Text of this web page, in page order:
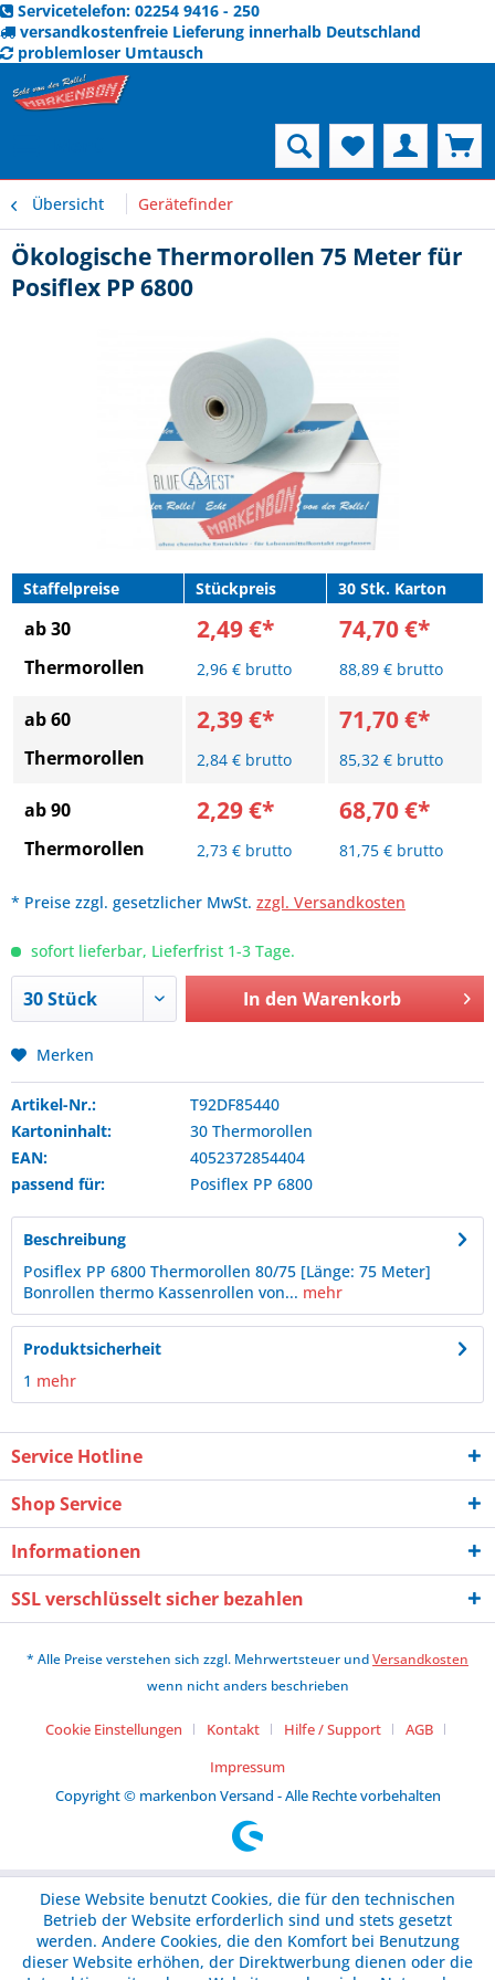
Servicetelefon: 02254 9416 - 250
versandkostenfreie Lieferung innerhalb Deutschland
problemloser Umtausch
Übersicht Gerätefinder
Ökologische Thermorollen 75 Meter für
Posiflex PP 6800
Staffelpreise Stückpreis 30 Stk. Karton
ab 30
Thermorollen
2,49 €*
2,96 € brutto
74,70 €*
88,89 € brutto
ab 60
Thermorollen
2,39 €*
2,84 € brutto
71,70 €*
85,32 € brutto
ab 90
Thermorollen
2,29 €*
2,73 € brutto
68,70 €*
81,75 € brutto
* Preise zzgl. gesetzlicher MwSt. zzgl. Versandkosten
sofort lieferbar, Lieferfrist 1-3 Tage.
In den Warenkorb
Merken
Artikel-Nr.:
T92DF85440
Kartoninhalt:
30 Thermorollen
EAN:
4052372854404
passend für:
Posiflex PP 6800
Beschreibung
Posiflex PP 6800 Thermorollen 80/75 [Länge: 75 Meter]
Bonrollen thermo Kassenrollen von... mehr
Produktsicherheit
1 mehr
Service Hotline
Shop Service
Informationen
SSL verschlüsselt sicher bezahlen
* Alle Preise verstehen sich zzgl. Mehrwertsteuer undVersandkosten
wenn nicht anders beschrieben
Cookie Einstellungen Kontakt Hilfe / Support
AGB
Impressum
Copyright © markenbon Versand - Alle Rechte vorbehalten
Diese Website benutzt Cookies, die für den technischen
Betrieb der Website erforderlich sind und stets gesetzt
werden. Andere Cookies, die den Komfort bei Benutzung
dieser Website erhöhen, der Direktwerbung dienen oder die